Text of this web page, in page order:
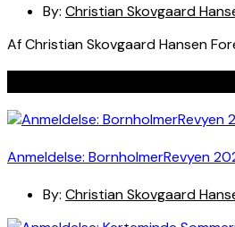
By: Christian Skovgaard
Af Christian Skovgaard Hansen
Anmeldelse: BornholmerRevyen
By: Christian Skovgaard